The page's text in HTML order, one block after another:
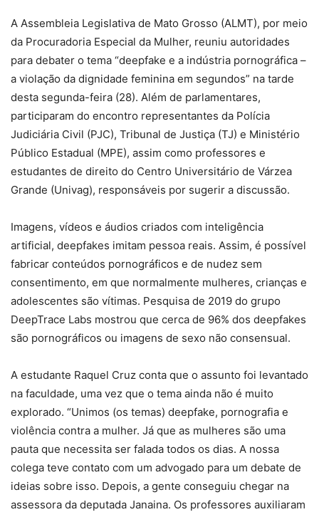
A Assembleia Legislativa de Mato Grosso (ALMT), por meio
da Procuradoria Especial da Mulher, reuniu autoridades
para debater o tema “deepfake e a indústria pornográfica –
a violação da dignidade feminina em segundos” na tarde
desta segunda-feira (28). Além de parlamentares,
participaram do encontro representantes da Polícia
Judiciária Civil (PJC), Tribunal de Justiça (TJ) e Ministério
Público Estadual (MPE), assim como professores e
estudantes de direito do Centro Universitário de Várzea
Grande (Univag), responsáveis por sugerir a discussão.
Imagens, vídeos e áudios criados com inteligência
artificial, deepfakes imitam pessoa reais. Assim, é possível
fabricar conteúdos pornográficos e de nudez sem
consentimento, em que normalmente mulheres, crianças e
adolescentes são vítimas. Pesquisa de 2019 do grupo
DeepTrace Labs mostrou que cerca de 96% dos deepfakes
são pornográficos ou imagens de sexo não consensual.
A estudante Raquel Cruz conta que o assunto foi levantado
na faculdade, uma vez que o tema ainda não é muito
explorado. “Unimos (os temas) deepfake, pornografia e
violência contra a mulher. Já que as mulheres são uma
pauta que necessita ser falada todos os dias. A nossa
colega teve contato com um advogado para um debate de
ideias sobre isso. Depois, a gente conseguiu chegar na
assessora da deputada Janaina. Os professores auxiliaram